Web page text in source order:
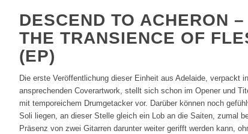
DESCEND TO ACHERON –
THE TRANSIENCE OF
(EP)
Die erste Veröffentlichung dieser Einheit aus Adelaide, verpackt
ansprechenden Coverartwork, stellt sich schon im Opener und
mit temporeichem Drumgetacker vor. Darüber können noch
Soli liegen, an dieser Stelle gleich ein Lob an die Saiten, zumal
Präsenz von zwei Gitarren darunter weiter gerifft werden kann,